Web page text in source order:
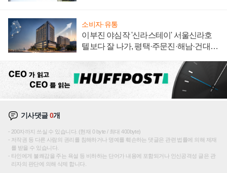
소비자·유통
이부진 야심작 '신라스테이' 서울신라호
텔보다 잘 나가, 평택·주문진·해남·건대로
기사댓글0개
200자까지 쓰실 수 있습니다. (현재 0 byte / 최대 400byte)
저작권 등 다른 사람의 권리를 침해하거나 명예를 훼손하는 댓글은 관련 법률에 의해 제재
를 받을 수 있습니다.
타인에게 불쾌감을 주는 욕설 등 비하하는 단어가 내용에 포함되거나 인신공격성 글은 관
리자의 판단에 의해 삭제 합니다.